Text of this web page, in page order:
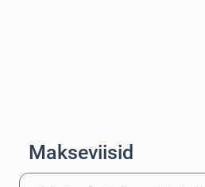
Makseviisid